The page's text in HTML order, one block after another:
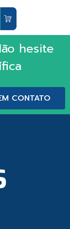
hesite
CONTATO